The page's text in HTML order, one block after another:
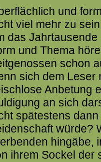
rflächlich und
viel mehr zu
das
und Thema
schon
sich dem Leser
Anbetung
an sich
spätestens
würde?
hingäbe,
ihrem Sockel der